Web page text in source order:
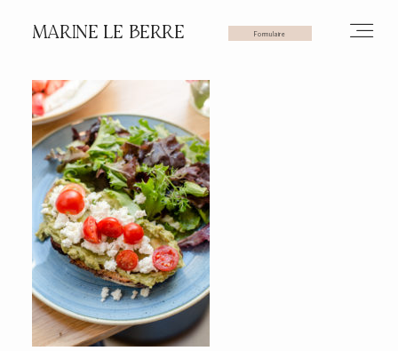
MARINE LE BERRE Formulaire
HOME
PHOTOS
VIDÉOS
SERVICES